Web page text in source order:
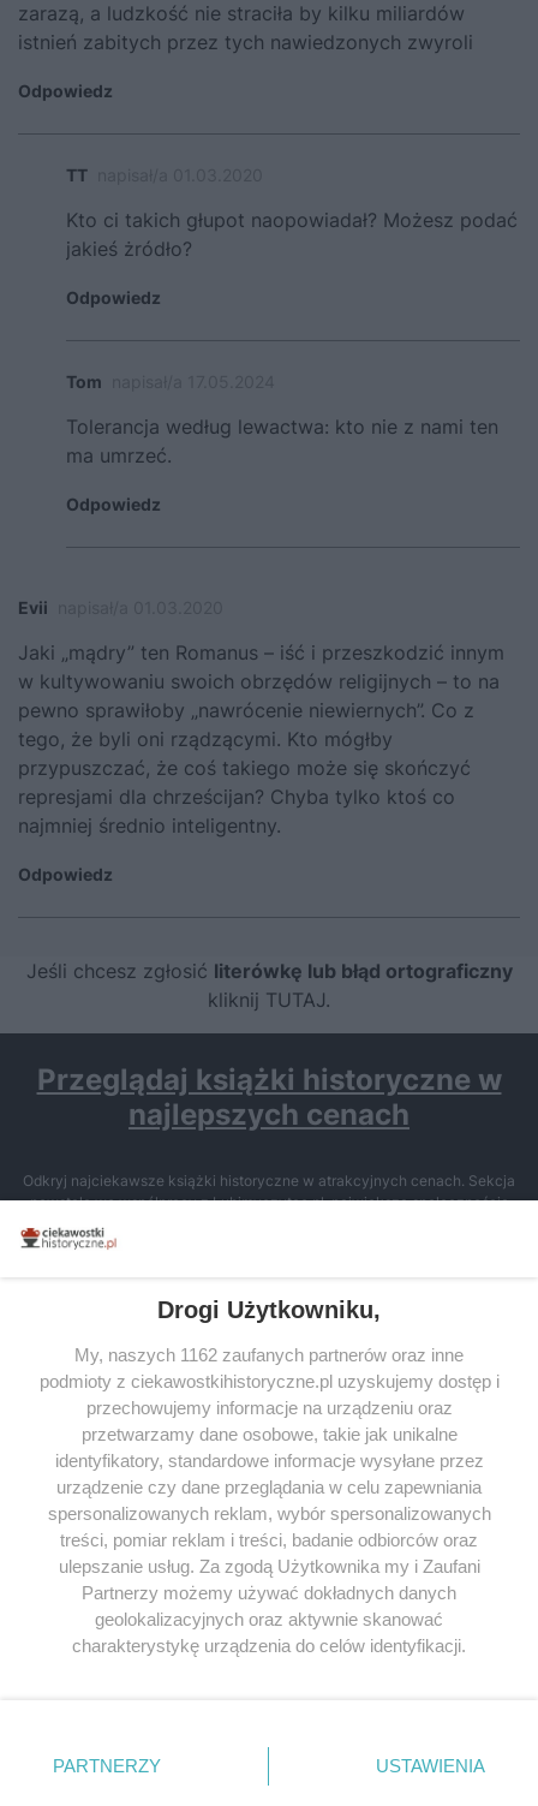
zarazą, a ludzkość nie straciła by kilku miliardów
istnień zabitych przez tych nawiedzonych zwyroli
Odpowiedz
TT
Kto ci takich głupot naopowiadał? Możesz podać
jakieś żródło?
Odpowiedz
Tom
Tolerancja według lewactwa: kto nie z nami ten
ma umrzeć.
Odpowiedz
Evii
Jaki „mądry” ten Romanus – iść i przeszkodzić innym
w kultywowaniu swoich obrzędów religijnych – to na
pewno sprawiłoby „nawrócenie niewiernych”. Co z
tego, że byli oni rządzącymi. Kto mógłby
przypuszczać, że coś takiego może się skończyć
represjami dla chrześcijan? Chyba tylko ktoś co
najmniej średnio inteligentny.
Odpowiedz
Jeśli chcesz zgłosić literówkę lub błąd ortograficzny
kliknij TUTAJ.
Przeglądaj książki historyczne w
najlepszych cenach
Odkryj najciekawsze książki historyczne w atrakcyjnych cenach. Sekcja
powstała we współpracy z Lubimyczytac.pl, największą społecznością
miłośników literatury w Polsce – dzięki temu możesz wybierać spośród
tytułów najwyżej ocenianych przez czytelników.
SERWIS
SPOŁECZNOŚĆ
WSPÓŁPRACA
KONTAKT
ODWIEDŹ RÓWNIEŻ:
Drogi Użytkowniku,
My, naszych 1162 zaufanych partnerów oraz inne
podmioty z ciekawostkihistoryczne.pl uzyskujemy dostęp i
przechowujemy informacje na urządzeniu oraz
przetwarzamy dane osobowe, takie jak unikalne
identyfikatory, standardowe informacje wysyłane przez
urządzenie czy dane przeglądania w celu zapewniania
spersonalizowanych reklam, wybór spersonalizowanych
treści, pomiar reklam i treści, badanie odbiorców oraz
ulepszanie usług. Za zgodą Użytkownika my i Zaufani
Partnerzy możemy używać dokładnych danych
geolokalizacyjnych oraz aktywnie skanować
charakterystykę urządzenia do celów identyfikacji.
zmienić/wycofać klikając przycisk ustawień prywatności
znajdujący się w lewym dolnym rogu strony
. Niektóre
PARTNERZY USTAWIENIA